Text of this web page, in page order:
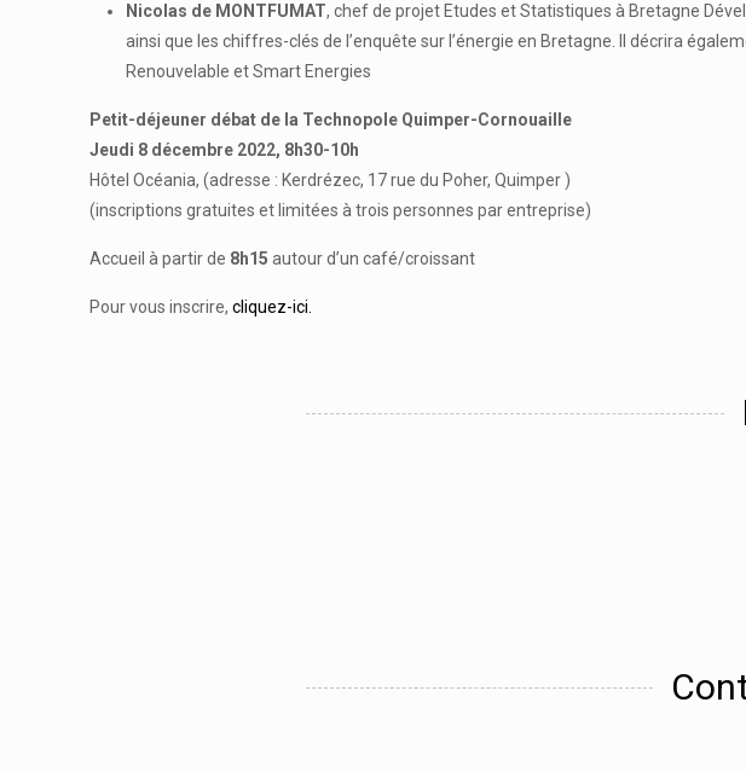
Nicolas de MONTFUMAT, chef de projet Etudes et Statistiques à Bretagne
ainsi que les chiffres-clés de l’enquête sur l’énergie en Bretagne. Il décrira
Renouvelable et Smart Energies
Petit-déjeuner débat de la Technopole Quimper-Cornouaille
Jeudi 8 décembre 2022, 8h30-10h
Hôtel Océania, (adresse : Kerdrézec, 17 rue du Poher, Quimper )
(inscriptions gratuites et limitées à trois personnes par entreprise)
Accueil à partir de 8h15 autour d’un café/croissant
Pour vous inscrire, cliquez-ici.